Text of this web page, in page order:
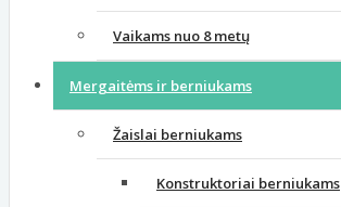
Vaikams nuo 8 metų
Mergaitėms ir berniukams
Žaislai berniukams
Konstruktoriai berniukams